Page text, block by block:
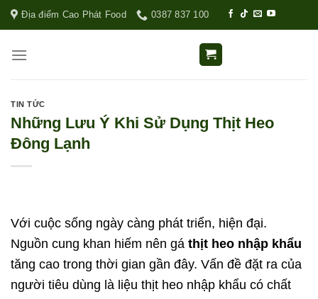
Địa điểm Cao Phát Food 0387 837 100
TIN TỨC
Những Lưu Ý Khi Sử Dụng Thịt Heo
Đông Lạnh
Với cuộc sống ngày càng phát triển, hiện đại.
Nguồn cung khan hiếm nên gá thịt heo nhập khẩu
tăng cao trong thời gian gần đây. Vấn đề đặt ra của
người tiêu dùng là liệu thịt heo nhập khẩu có chất